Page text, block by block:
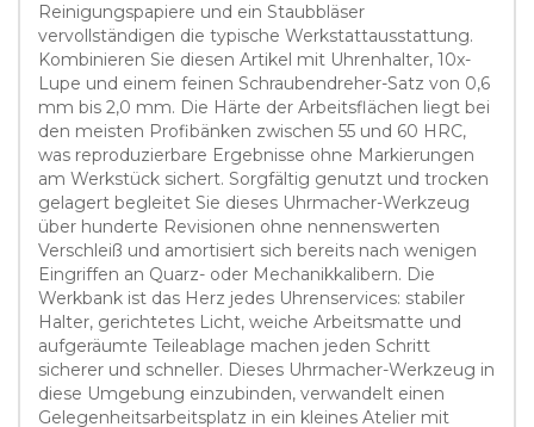
Reinigungspapiere und ein Staubbläser
vervollständigen die typische Werkstattausstattung.
Kombinieren Sie diesen Artikel mit Uhrenhalter, 10x-
Lupe und einem feinen Schraubendreher-Satz von 0,6
mm bis 2,0 mm. Die Härte der Arbeitsflächen liegt bei
den meisten Profibänken zwischen 55 und 60 HRC,
was reproduzierbare Ergebnisse ohne Markierungen
am Werkstück sichert. Sorgfältig genutzt und trocken
gelagert begleitet Sie dieses Uhrmacher-Werkzeug
über hunderte Revisionen ohne nennenswerten
Verschleiß und amortisiert sich bereits nach wenigen
Eingriffen an Quarz- oder Mechanikkalibern. Die
Werkbank ist das Herz jedes Uhrenservices: stabiler
Halter, gerichtetes Licht, weiche Arbeitsmatte und
aufgeräumte Teileablage machen jeden Schritt
sicherer und schneller. Dieses Uhrmacher-Werkzeug in
diese Umgebung einzubinden, verwandelt einen
Gelegenheitsarbeitsplatz in ein kleines Atelier mit